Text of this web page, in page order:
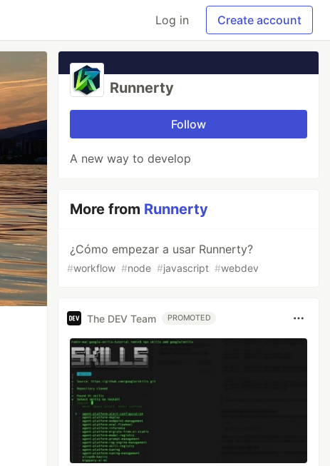
Log in Create account
Runnerty
Follow
A new way to develop
More from Runnerty
¿Cómo empezar a usar Runnerty?
#workflow #node #javascript #webdev
The DEV Team PROMOTED